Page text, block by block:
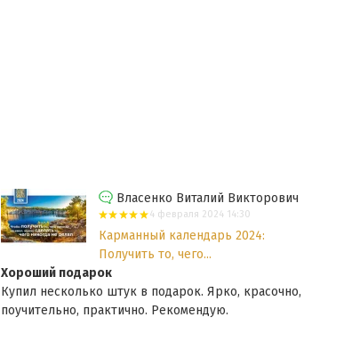
Власенко Виталий Викторович
4 февраля 2024 14:30
Карманный календарь 2024:
Получить то, чего...
Хороший подарок
Купил несколько штук в подарок. Ярко, красочно,
поучительно, практично. Рекомендую.